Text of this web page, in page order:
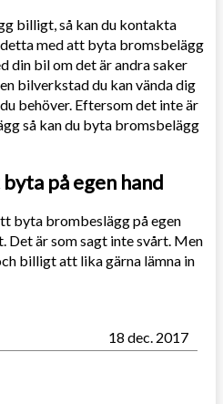
billigt, så kan du kontakta
med att byta bromsbelägg
din bil om det är andra saker
bilverkstad du kan vända dig
behöver. Eftersom det inte är
så kan du byta bromsbelägg
på egen hand
byta brombeslägg på egen
Det är som sagt inte svårt. Men
billigt att lika gärna lämna in
18 dec. 2017